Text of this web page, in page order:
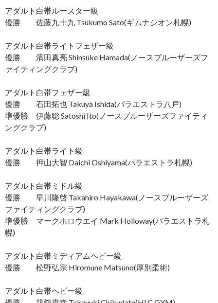
アダルト白帯ルースター級
優勝 佐藤九十九 Tsukumo Sato(ギムナシオン札幌)
アダルト白帯ライトフェザー級
優勝 濱田真亮 Shinsuke Hamada(ノースブルーザーズフ
ァイティングクラブ)
アダルト白帯フェザー級
優勝 石田拓也 Takuya Ishida(パラエストラ八戸)
準優勝 伊藤聡 Satoshi Ito(ノースブルーザーズファイティ
ングクラブ)
アダルト白帯ライト級
優勝 押山大智 Daichi Oshiyama(パラエストラ札幌)
アダルト白帯ミドル級
優勝 早川隆啓 Takahiro Hayakawa(ノースブルーザーズ
ファイティングクラブ)
準優勝 マークホロウエイ Mark Holloway(パラエストラ札
幌)
アダルト白帯ミディアムヘビー級
優勝 松野弘宗 Hiromune Matsuno(厚別柔術)
アダルト白帯ヘビー級